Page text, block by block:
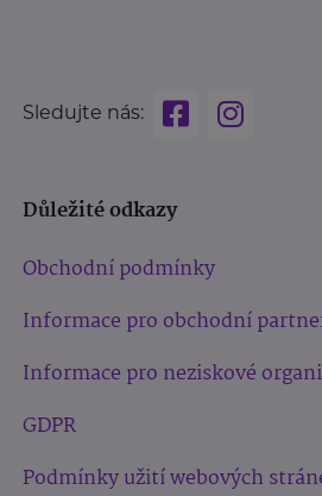
Sledujte nás:
Důležité odkazy
Obchodní podmínky
Informace pro obchodní
Informace pro neziskové
GDPR
Podmínky užití webových